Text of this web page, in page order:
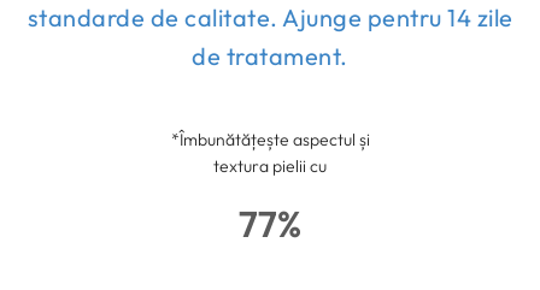
standarde de calitate. Ajunge pentru 14 zile
de tratament.
*Îmbunătățește aspectul și
textura pielii cu
77%